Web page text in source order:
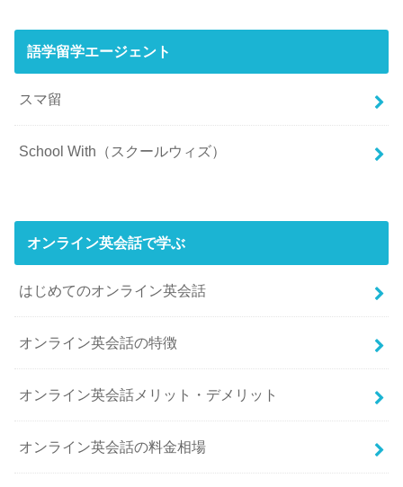
語学留学エージェント
スマ留
School With（スクールウィズ）
オンライン英会話で学ぶ
はじめてのオンライン英会話
オンライン英会話の特徴
オンライン英会話メリット・デメリット
オンライン英会話の料金相場